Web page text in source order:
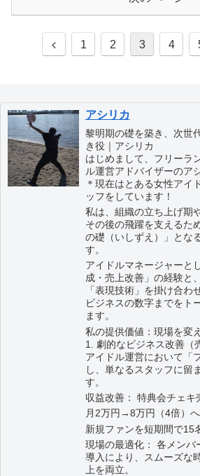
1 2 3 4
アシリカ
黎明期の礎を築き、次世
き役｜アシリカ
はじめまして、フリーラ
ル運営アドバイザーのア
＊現在はとある女性アイ
ッフをしています！
私は、組織の立ち上げ期
その後の飛躍を支えるた
の礎（いしずえ）」とな
す。
アイドルマネージャーと
成・売上改善」の経験と
「表現技術」を掛け合わ
ビジネスの数字までをト
ます。
私の提供価値：現場を変
1. 劇的なビジネス改善（
アイドル運営において「
し、単なるスタッフに留
す。
収益改善： 特典会チェキ
月2万円→8万円（4倍）へ
新規ファンを短期間で15
現場の最適化： 各メンバ
導入により、スムーズな
上を両立。